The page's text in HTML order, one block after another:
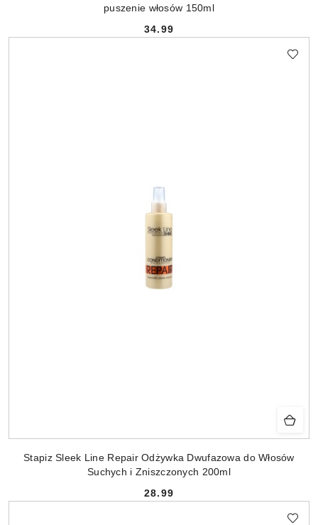
puszenie włosów 150ml
Cena:
34.99
Stapiz Sleek Line Repair Odżywka Dwufazowa do Włosów
Suchych i Zniszczonych 200ml
Cena:
28.99